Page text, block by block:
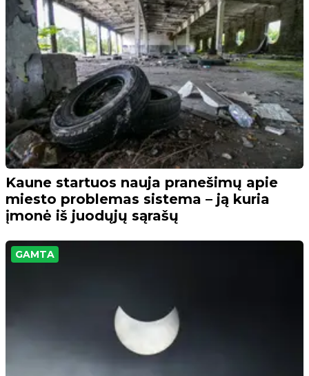
Kaune startuos nauja pranešimų apie
miesto problemas sistema – ją kuria
įmonė iš juodųjų sąrašų
GAMTA